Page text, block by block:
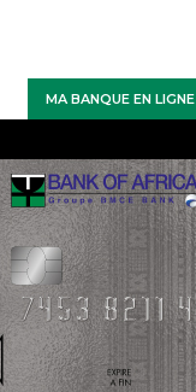
MA BANQUE EN LIGNE